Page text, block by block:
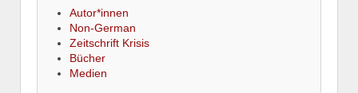
Autor*innen
Non-German
Zeitschrift Krisis
Bücher
Medien